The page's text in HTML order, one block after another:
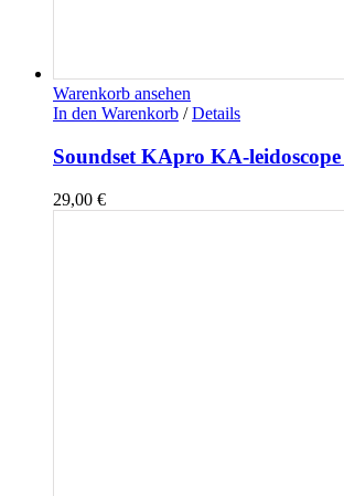
Warenkorb ansehen
In den Warenkorb / Details
Soundset KApro KA-leidoscope
29,00 €